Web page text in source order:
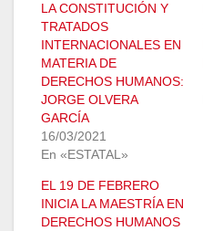
LA CONSTITUCIÓN Y
TRATADOS
INTERNACIONALES EN
MATERIA DE
DERECHOS HUMANOS:
JORGE OLVERA
GARCÍA
16/03/2021
En «ESTATAL»
EL 19 DE FEBRERO
INICIA LA MAESTRÍA EN
DERECHOS HUMANOS